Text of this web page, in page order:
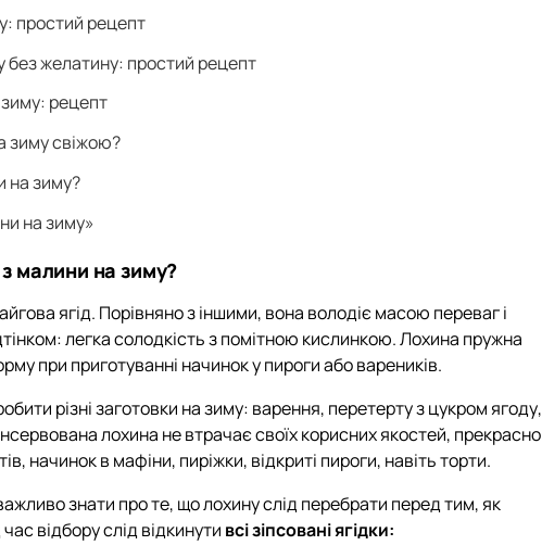
простий рецепт
желатину: простий рецепт
рецепт
зиму свіжою?
на зиму?
на зиму»
малини на зиму?
ягід. Порівняно з іншими, вона володіє масою переваг і
легка солодкість з помітною кислинкою. Лохина пружна
при приготуванні начинок у пироги або вареників.
різні заготовки на зиму: варення, перетерту з цукром ягоду,
лохина не втрачає своїх корисних якостей, прекрасно
начинок в мафіни, пиріжки, відкриті пироги, навіть торти.
знати про те, що лохину слід перебрати перед тим, як
відбору слід відкинути всі зіпсовані ягідки: